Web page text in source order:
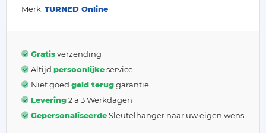
Merk: TURNED Online
Gratisverzending
Altijd persoonlijkeservice
Niet goed geld teruggarantie
Levering2 a 3 Werkdagen
GepersonaliseerdeSleutelhanger naar uw eigen wens